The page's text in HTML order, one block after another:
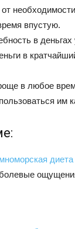
впустую.
в деньгах
в
в любое
им
диета